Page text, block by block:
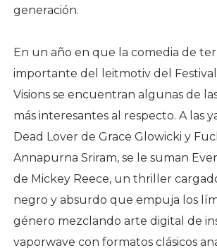
generación.
En un año en que la comedia de
importante del leitmotiv del
Visions se encuentran algunas de
más interesantes al respecto. A las
Dead Lover de Grace Glowicki y
Annapurna Sriram, se le suman
de Mickey Reece, un thriller
negro y absurdo que empuja los
género mezclando arte digital de
vaporwave con formatos clásicos